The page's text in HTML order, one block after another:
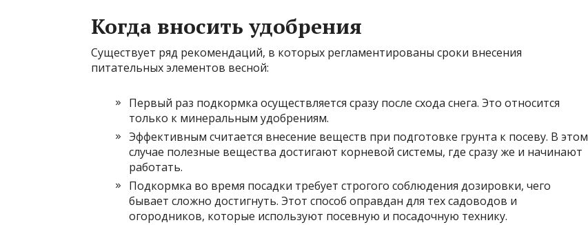
Когда вносить удобрения
Существует ряд рекомендаций, в которых регламентированы сроки внесения
питательных элементов весной:
Первый раз подкормка осуществляется сразу после схода снега. Это относится
только к минеральным удобрениям.
Эффективным считается внесение веществ при подготовке грунта к посеву. В этом
случае полезные вещества достигают корневой системы, где сразу же и начинают
работать.
Подкормка во время посадки требует строгого соблюдения дозировки, чего
бывает сложно достигнуть. Этот способ оправдан для тех садоводов и
огородников, которые используют посевную и посадочную технику.